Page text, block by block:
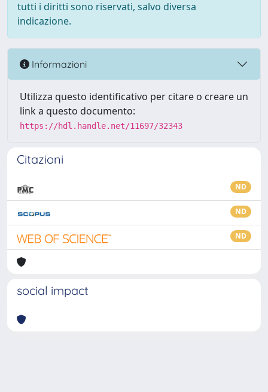
tutti i diritti sono riservati, salvo diversa
indicazione.
Informazioni
Utilizza questo identificativo per citare o creare un
link a questo documento:
https://hdl.handle.net/11697/32343
Citazioni
ND
ND
ND
social impact